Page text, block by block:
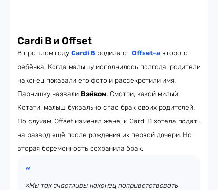
Cardi B и Offset
В прошлом году Cardi B родила от Offset-а второго
ребёнка. Когда малышу исполнилось полгода, родители
наконец показали его фото и рассекретили имя.
Парнишку назвали Вэйвом. Смотри, какой милый!
Кстати, малыш буквально спас брак своих родителей.
По слухам, Offset изменял жене, и Cardi B хотела подать
на развод ещё после рождения их первой дочери. Но
вторая беременность сохранила брак.
«Мы так счастливы наконец поприветствовать